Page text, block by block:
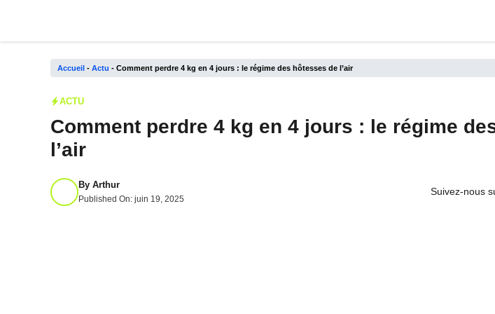
Accueil - Actu - Comment perdre 4 kg en 4 jours : le régime des hôtesses de l’air
ACTU
Comment perdre 4 kg en 4 jours : le régime
l’air
By Arthur
Published On: juin 19, 2025
Suivez-nous